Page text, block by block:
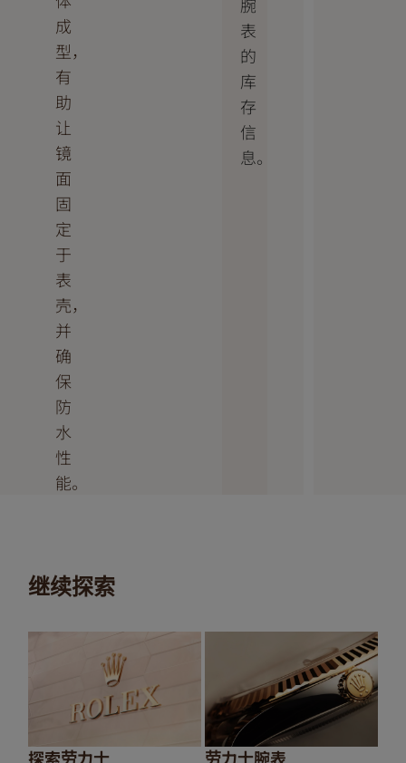
成
型，
有
助
让
镜
面
固
定
于
表
壳，
并
确
保
防
水
性
能。
表
的
库
存
信
息。
继续探索
探索劳力士 劳力士腕表